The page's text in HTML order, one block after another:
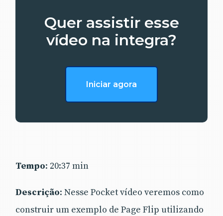
Quer assistir esse
vídeo na integra?
Iniciar agora
Tempo: 20:37 min
Descrição: Nesse Pocket vídeo veremos como
construir um exemplo de Page Flip utilizando